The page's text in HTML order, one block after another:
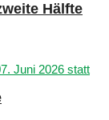
Hälfte